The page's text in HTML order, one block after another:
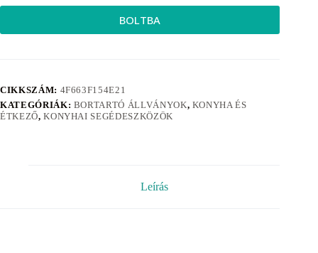
BOLTBA
CIKKSZÁM: 4F663F154E21
KATEGÓRIÁK: BORTARTÓ ÁLLVÁNYOK, KONYHA ÉS
ÉTKEZŐ,KONYHAI SEGÉDESZKÖZÖK
Leírás